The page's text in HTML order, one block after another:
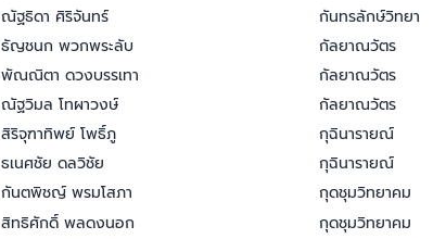
ณัฐธิดา ศิริจันทร์
กันทรลักษ์วิทยา
ธัญชนก พวกพระลับ
กัลยาณวัตร
พัณณิตา ดวงบรรเทา
กัลยาณวัตร
ณัฐวิมล โทผาวงษ์
กัลยาณวัตร
สิริจุฑาทิพย์ โพธิ์ภู
กุฉินารายณ์
ธเนศชัย ดลวิชัย
กุฉินารายณ์
กันตพิชญ์ พรมโสภา
กุดชุมวิทยาคม
สิทธิศักดิ์ พลดงนอก
กุดชุมวิทยาคม